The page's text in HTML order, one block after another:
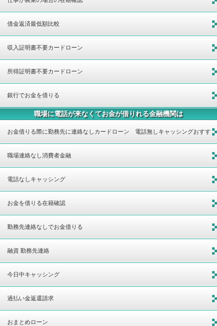
借金返済最低額比較
収入証明書不要カードローン
所得証明書不要カードローン
銀行でお金を借りる
職場に電話が来なくてお金が借りれる金融機関は
お金借りる際に勤務先に連絡なしカードローン 電話無しキャッシングおすす
め金融機関
職場連絡なし消費者金融
電話なしキャッシング
お金を借りる在籍確認
勤務先連絡なしでお金借りる
融資 勤務先連絡
今日中キャッシング
過払い金返還請求
おまとめローン